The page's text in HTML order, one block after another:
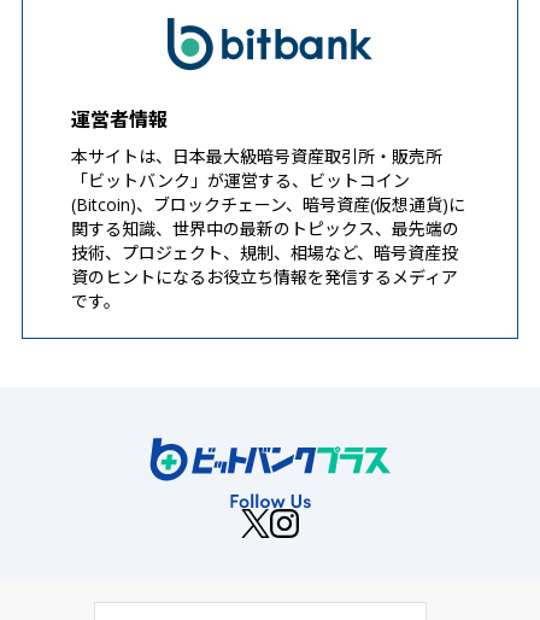
運営者情報
本サイトは、日本最大級暗号資産取引所・販売所
「ビットバンク」が運営する、ビットコイン
(Bitcoin)、ブロックチェーン、暗号資産(仮想通貨)に
関する知識、世界中の最新のトピックス、最先端の
技術、プロジェクト、規制、相場など、暗号資産投
資のヒントになるお役立ち情報を発信するメディア
です。